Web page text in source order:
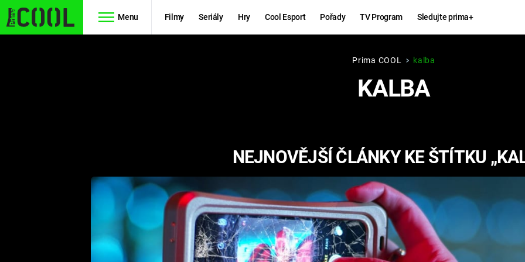
Menu Filmy Seriály Hry Cool Esport Pořady TV Program Sledujte prima+
FUTURAMA
RYCHLE A
ZBĚSILE 10
PREDÁTOR
KINGDOM
COME:
DELIVERANCE
ESPORT
NORRIS
Prima COOL kalba
KALBA
NEJNOVĚJŠÍ ČLÁNKY KE ŠTÍTKU